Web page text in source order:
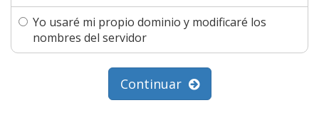
Yo usaré mi propio dominio y modificaré los
nombres del servidor
Continuar